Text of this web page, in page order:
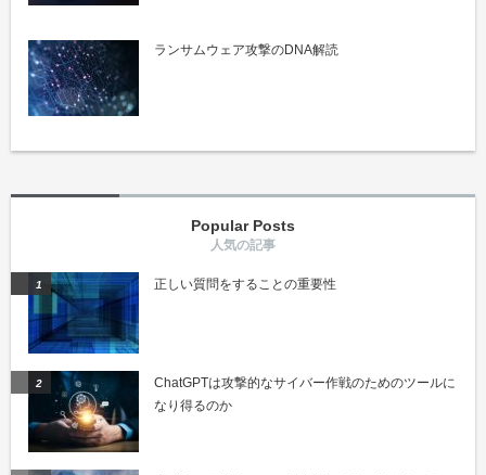
ランサムウェア攻撃のDNA解読
Popular Posts
正しい質問をすることの重要性
ChatGPTは攻撃的なサイバー作戦のためのツールに
なり得るのか